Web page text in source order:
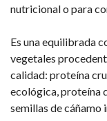
nutricional o para
Es una equilibrada
vegetales
calidad: proteína
ecológica, proteína
semillas de